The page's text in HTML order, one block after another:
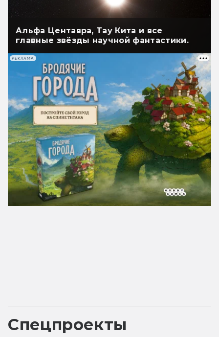
Альфа Центавра, Тау Кита и все
главные звёзды научной фантастики.
РЕКЛАМА
Спецпроекты